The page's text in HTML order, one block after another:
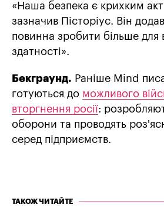
«Наша безпека є крихким
зазначив Пісторіус. Він
повинна зробити більше для
здатності».
Бекграунд. Раніше Mind
готуються до можливого
вторгнення росії:
оборони та проводять
серед підприємств.
ТАКОЖ ЧИТАЙТЕ